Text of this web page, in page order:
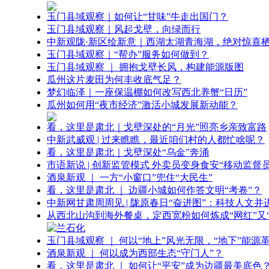
玉门县域观察｜如何让“甘味”牛走出国门？
玉门县域观察｜风起戈壁，向绿而行
中新观陇·新区绘新意｜西湖太湖青海湖，绝对惊喜
玉门县域观察｜“帮办”服务如何做到？
玉门县域观察 ｜ 拥抱戈壁长风，构建能源版图
瓜州这片麦田为何丰收底气足？
梦幻临泽｜一座保温棚如何改写西北养蟹“日历”
瓜州如何用“夜市经济”激活小城发展新动能？
看，这里是肃北｜戈壁深处的“月光”照亮乡亲致富路
中新武威观 | 过来瞧瞧，最近咱们村的人都忙啥呢？
看，这里是肃北｜戈壁深处“乌金”奔涌
市语新说 | 创新监管模式 外卖员变身食安“移动监督
酒泉新观 ｜ 一方“小窗口”兜住“大民生”
看，这里是肃北 ｜ 边疆小城如何作答文明“考卷”？
中新网甘肃周周见 | 陇原春日“奋进图”：科技人文并
从西北山沟到海外餐桌，定西宽粉如何炼成“网红”又
玉门县域观察 ｜ 何以“地上”风光无限，“地下”能源
酒泉新观 ｜ 何以成为西部生态“守门人”？
看，这里是肃北 ｜ 如何让“平安”成为边疆最美底色？